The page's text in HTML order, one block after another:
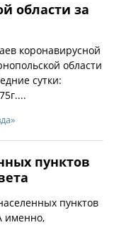
области за
коронавирусной
области
сутки:
пунктов
пунктов
именно,